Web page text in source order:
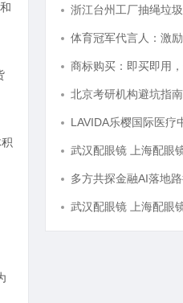
商标购买：即买即用
北京考研机构避坑指
LAVIDA乐樱国际医疗
武汉配眼镜 上海配眼
武汉配眼镜 上海配眼